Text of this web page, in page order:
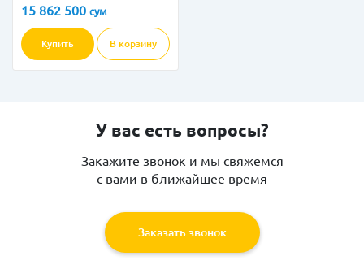
15 862 500 сум
Купить В корзину
У вас есть вопросы?
Закажите звонок и мы свяжемся
с вами в ближайшее время
Заказать звонок